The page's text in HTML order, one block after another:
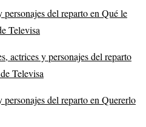
del reparto en Qué le
Televisa
actrices y personajes del reparto
Televisa
del reparto en Quererlo